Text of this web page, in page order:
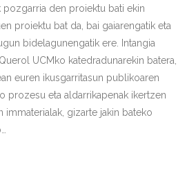
pozgarria den proiektu bati ekin
proiektu bat da, bai gaiarengatik eta
bidelagunengatik ere. Intangia
UCMko katedradunarekin batera,
euren ikusgarritasun publikoaren
prozesu eta aldarrikapenak ikertzen
immaterialak, gizarte jakin bateko